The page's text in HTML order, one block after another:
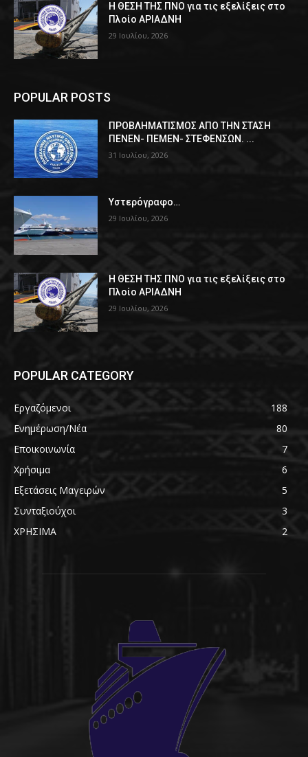
Η ΘΕΣΗ ΤΗΣ ΠΝΟ για τις εξελίξεις στο
Πλοίο ΑΡΙΑΔΝΗ
29 Ιουλίου, 2026
POPULAR POSTS
ΠPOΒΛΗΜΑΤΙΣΜΟΣ ΑΠΟ ΤΗΝ ΣΤΑΣΗ
ΠΕΝΕΝ- ΠΕΜΕΝ- ΣΤΕΦΕΝΣΩΝ. ...
31 Ιουλίου, 2026
Υστερόγραφο…
29 Ιουλίου, 2026
Η ΘΕΣΗ ΤΗΣ ΠΝΟ για τις εξελίξεις στο
Πλοίο ΑΡΙΑΔΝΗ
29 Ιουλίου, 2026
POPULAR CATEGORY
Εργαζόμενοι
188
Ενημέρωση/Νέα
80
Εποικοινωνία
7
Χρήσιμα
6
Εξετάσεις Μαγειρών
5
Συνταξιούχοι
3
ΧΡΗΣΙΜΑ
2